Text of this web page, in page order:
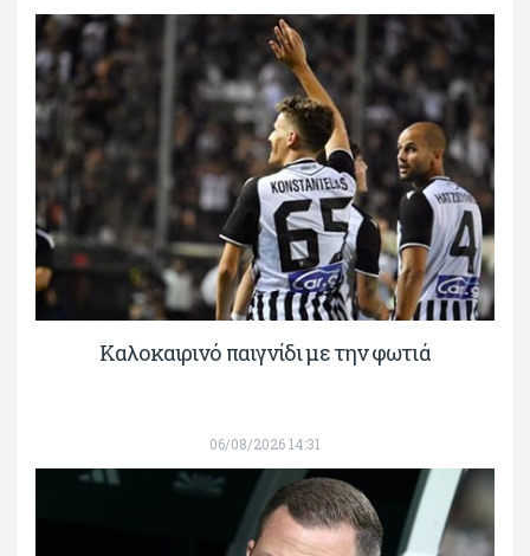
Καλοκαιρινό παιγνίδι με την φωτιά
06/08/2026 14:31